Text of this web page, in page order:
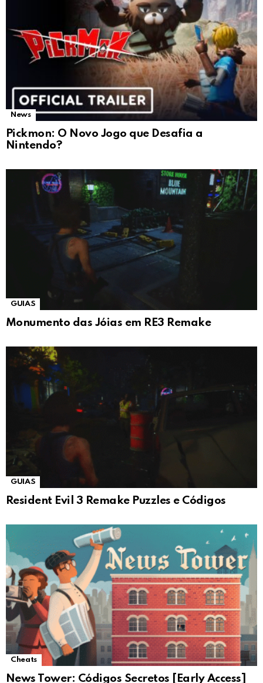
News
Pickmon: O Novo Jogo que Desafia a
Nintendo?
GUIAS
Monumento das Jóias em RE3 Remake
GUIAS
Resident Evil 3 Remake Puzzles e Códigos
Cheats
News Tower: Códigos Secretos [Early Access]